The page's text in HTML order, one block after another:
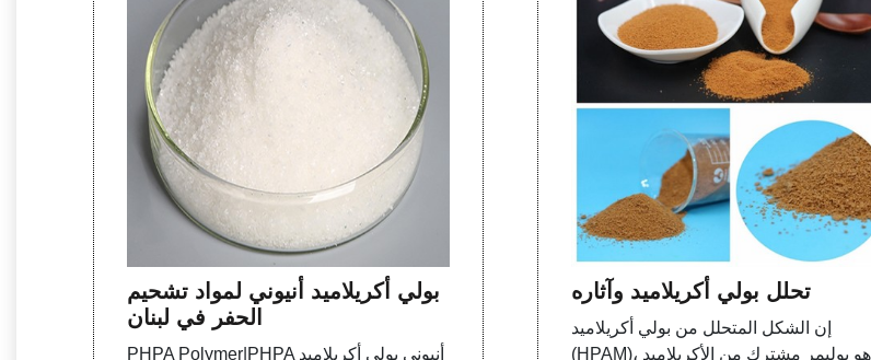
بولي أكريلاميد أنيوني لمواد تشحيم
الحفر في لبنان
PHPA Polymer|PHPA أنيوني بولي أكريلاميد
تحلل بولي أكريلاميد وآثاره
إن الشكل المتحلل من بولي أكريلاميد
(HPAM)، وهو بوليمر مشترك من الأكريلاميد